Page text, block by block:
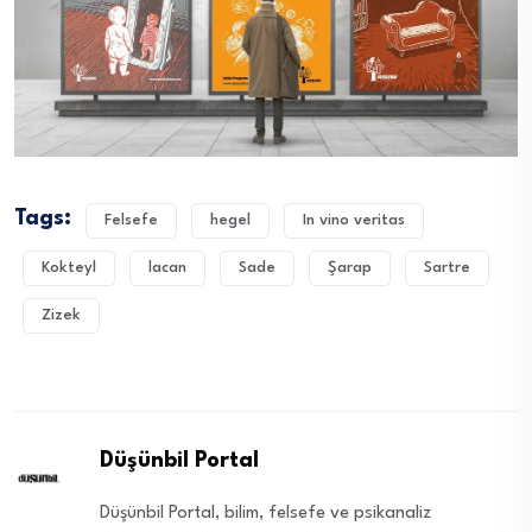
Tags: Felsefe hegel In vino veritas
Kokteyl lacan Sade Şarap Sartre
Zizek
Düşünbil Portal
Düşünbil Portal, bilim, felsefe ve psikanaliz